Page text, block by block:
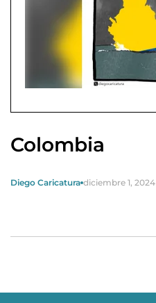
Colombia
Diego Caricatura diciembre 1, 2024